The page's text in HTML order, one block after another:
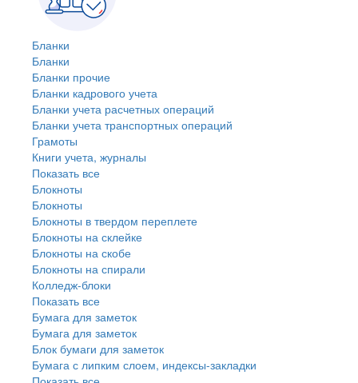
Бланки
Бланки
Бланки прочие
Бланки кадрового учета
Бланки учета расчетных операций
Бланки учета транспортных операций
Грамоты
Книги учета, журналы
Показать все
Блокноты
Блокноты
Блокноты в твердом переплете
Блокноты на склейке
Блокноты на скобе
Блокноты на спирали
Колледж-блоки
Показать все
Бумага для заметок
Бумага для заметок
Блок бумаги для заметок
Бумага с липким слоем, индексы-закладки